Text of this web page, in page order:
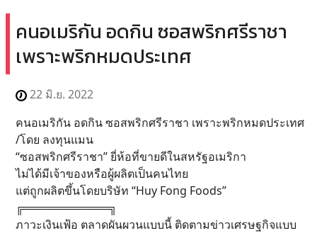
คนอเมริกัน อดกิน ซอสพริกศรีราชา
เพราะพริกหมดประเทศ
22 มิ.ย. 2022
คนอเมริกัน อดกิน ซอสพริกศรีราชา เพราะพริกหมดประเทศ
/โดย ลงทุนแมน
“ซอสพริกศรีราชา” ยี่ห้อที่ขายดีในสหรัฐอเมริกา
ไม่ได้มีเจ้าของหรือผู้ผลิตเป็นคนไทย
แต่ถูกผลิตขึ้นโดยบริษัท “Huy Fong Foods”
╔═══════════╗
ภาวะเงินเฟ้อ ตลาดผันผวนแบบนี้ ติดตามข่าวเศรษฐกิจแบบ